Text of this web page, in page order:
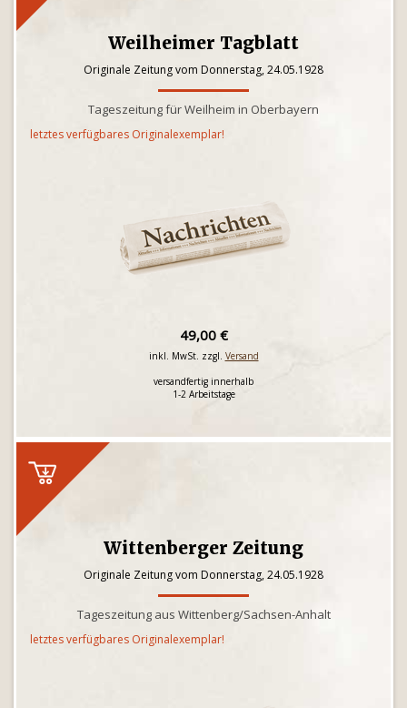
Weilheimer Tagblatt
Originale Zeitung vom Donnerstag, 24.05.1928
Tageszeitung für Weilheim in Oberbayern
letztes verfügbares Originalexemplar!
49,00 €
inkl. MwSt. zzgl. Versand
versandfertig innerhalb
1-2 Arbeitstage
Wittenberger Zeitung
Originale Zeitung vom Donnerstag, 24.05.1928
Tageszeitung aus Wittenberg/Sachsen-Anhalt
letztes verfügbares Originalexemplar!